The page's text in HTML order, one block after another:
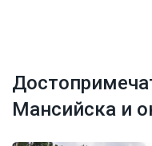
Мансийска и